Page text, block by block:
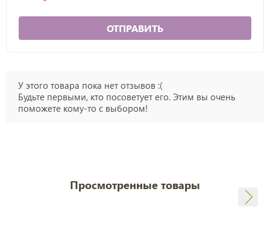
ОТПРАВИТЬ
У этого товара пока нет отзывов :(
Будьте первыми, кто посоветует его. Этим вы очень
поможете кому-то с выбором!
Просмотренные товары